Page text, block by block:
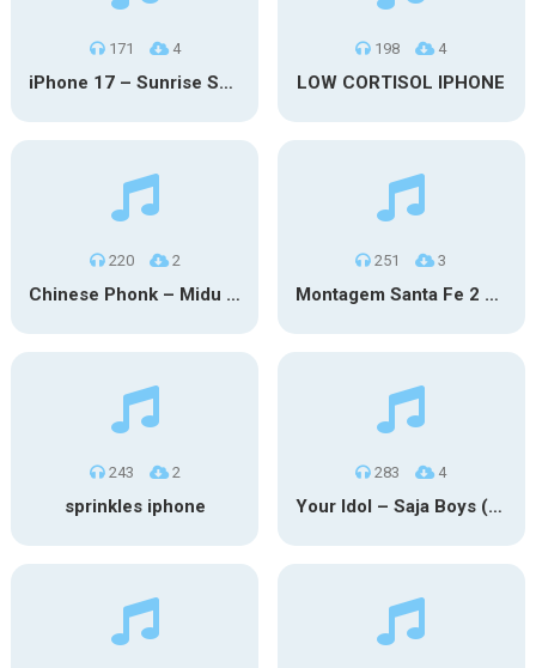
171 4
iPhone 17 – Sunrise Serenity
198 4
LOW CORTISOL IPHONE
220 2
Chinese Phonk – Midu Echoing (Marimba)
251 3
Montagem Santa Fe 2 – Phonk (iPhone)
243 2
sprinkles iphone
283 4
Your Idol – Saja Boys (KPop Demon Hunters iPhone)